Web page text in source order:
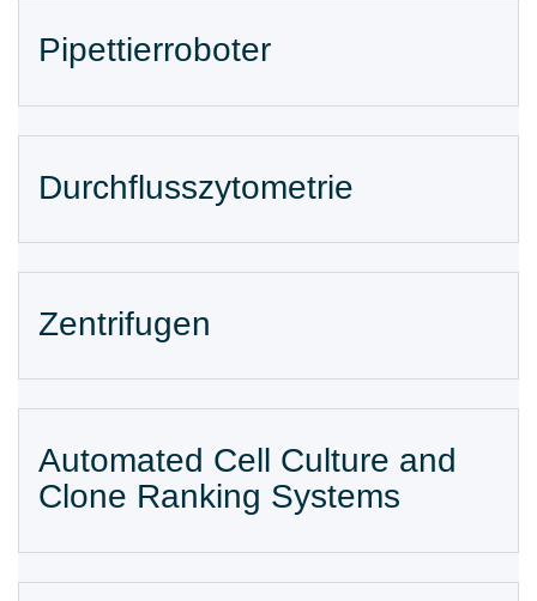
Pipettierroboter
Durchflusszytometrie
Zentrifugen
Automated Cell Culture and
Clone Ranking Systems​